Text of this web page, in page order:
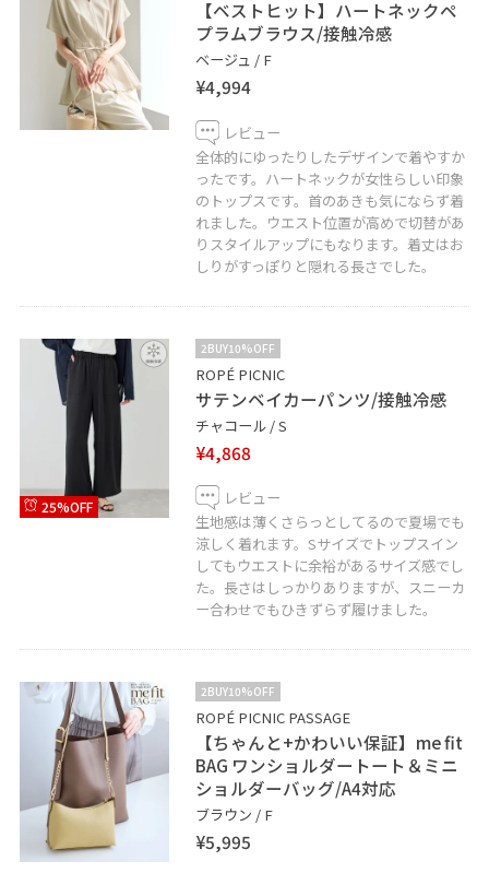
【ベストヒット】ハートネックペ
プラムブラウス/接触冷感
ベージュ / F
¥4,994
レビュー
全体的にゆったりしたデザインで着やすか
ったです。ハートネックが女性らしい印象
のトップスです。首のあきも気にならず着
れました。ウエスト位置が高めで切替があ
りスタイルアップにもなります。着丈はお
しりがすっぽりと隠れる長さでした。
25%OFF
2BUY10%OFF
ROPÉ PICNIC
サテンベイカーパンツ/接触冷感
チャコール / S
¥4,868
レビュー
生地感は薄くさらっとしてるので夏場でも
涼しく着れます。Sサイズでトップスイン
してもウエストに余裕があるサイズ感でし
た。長さはしっかりありますが、スニーカ
ー合わせでもひきずらず履けました。
2BUY10%OFF
ROPÉ PICNIC PASSAGE
【ちゃんと+かわいい保証】me fit
BAG ワンショルダートート＆ミニ
ショルダーバッグ/A4対応
ブラウン / F
¥5,995